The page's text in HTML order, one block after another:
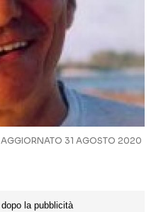
AGGIORNATO 31 AGOSTO 2020